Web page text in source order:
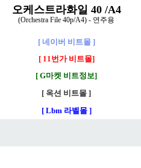
오케스트라화일 40 /A4
(Orchestra File 40p/A4) - 연주용
[ 네이버 비트몰 ]
[ 11번가 비트몰]
[ G마켓 비트정보]
[ 옥션 비트몰 ]
[ Lbm 라벨몰 ]